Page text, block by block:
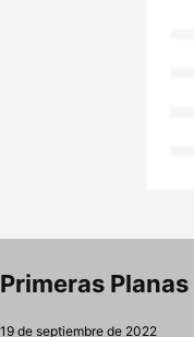
Primeras
19 de septiembre de 2022